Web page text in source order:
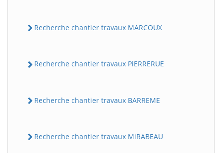
Recherche chantier travaux MARCOUX
Recherche chantier travaux PiERRERUE
Recherche chantier travaux BARREME
Recherche chantier travaux MiRABEAU